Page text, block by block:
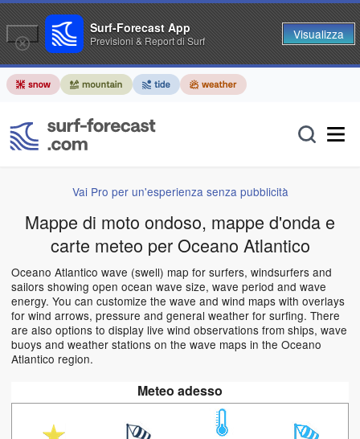
Vai Pro per un'esperienza senza pubblicità
Mappe di moto ondoso, mappe d'onda e
carte meteo per Oceano Atlantico
Oceano Atlantico wave (swell) map for surfers, windsurfers and
sailors showing open ocean wave size, wave period and wave
energy. You can customize the wave and wind maps with overlays
for wind arrows, pressure and general weather for surfing. There
are also options to display live wind observations from ships, wave
buoys and weather stations on the wave maps in the Oceano
Atlantico region.
Meteo adesso
Surf-Forecast App
Previsioni & Report di Surf Visualizza